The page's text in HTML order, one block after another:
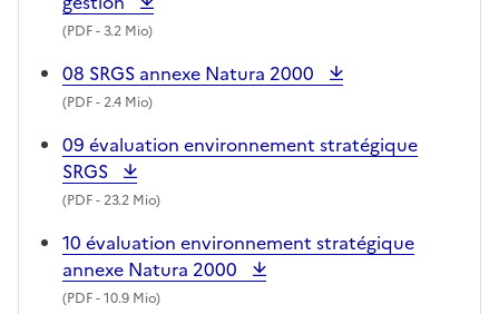
(PDF- 3.2 Mio)
08 SRGS annexe Natura 2000
(PDF- 2.4 Mio)
09 évaluation environnement stratégique
SRGS
(PDF- 23.2 Mio)
10 évaluation environnement stratégique
annexe Natura 2000
(PDF- 10.9 Mio)